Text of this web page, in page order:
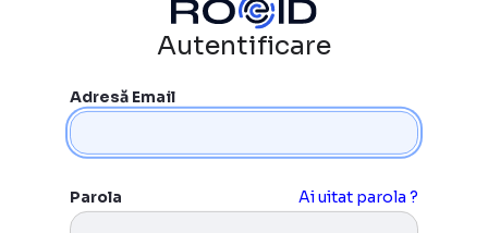
Autentificare
Adresă Email
Parola Ai uitat parola ?